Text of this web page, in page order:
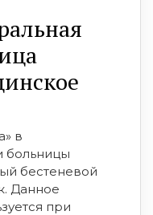
в
больницы
бестеневой
Данное
при